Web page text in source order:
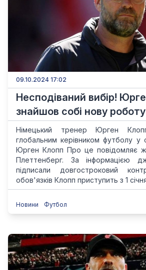
09.10.2024 17:02
Несподіваний вибір!
знайшов собі нову роботу
Німецький тренер Юрген
глобальним керівником футболу у
Юрген Клопп Про це повідомляє
Плеттенберг. За інформацією
підписали довгостроковий
обов'язків Клопп приступить з 1
Новини Футбол